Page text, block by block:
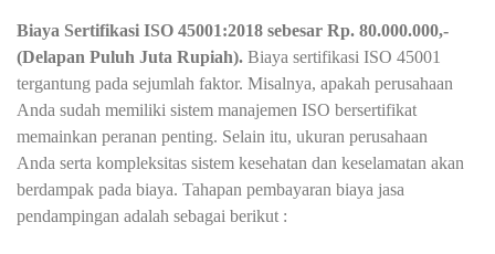
Biaya Sertifikasi ISO 45001:2018 sebesar Rp. 80.000.000,-
(Delapan Puluh Juta Rupiah). Biaya sertifikasi ISO 45001
tergantung pada sejumlah faktor. Misalnya, apakah perusahaan
Anda sudah memiliki sistem manajemen ISO bersertifikat
memainkan peranan penting. Selain itu, ukuran perusahaan
Anda serta kompleksitas sistem kesehatan dan keselamatan akan
berdampak pada biaya. Tahapan pembayaran biaya jasa
pendampingan adalah sebagai berikut :